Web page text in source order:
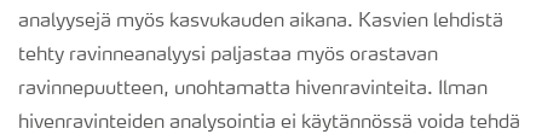
analyysejä myös kasvukauden aikana. Kasvien lehdistä
tehty ravinneanalyysi paljastaa myös orastavan
ravinnepuutteen, unohtamatta hivenravinteita. Ilman
hivenravinteiden analysointia ei käytännössä voida tehdä